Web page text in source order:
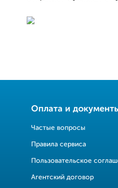
Оплата и
Частые вопросы
Правила сервиса
Пользовательское
Агентский договор